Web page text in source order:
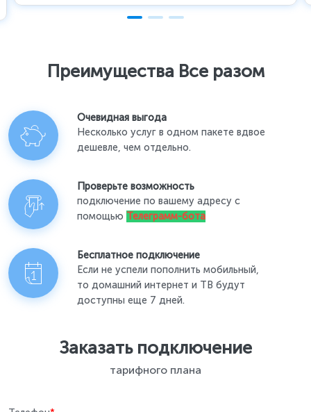
Преимущества Все разом
Очевидная выгода
Несколько услуг в одном пакете вдвое
дешевле, чем отдельно.
Проверьте возможность
подключение по вашему адресу с
помощью Телеграмм-бота
Бесплатное подключение
Если не успели пополнить мобильный,
то домашний интернет и ТВ будут
доступны еще 7 дней.
Заказать подключение
тарифного плана